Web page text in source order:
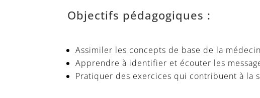
Objectifs pédagogiques :
Assimiler les concepts de base de la
Apprendre à identifier et écouter les
Pratiquer des exercices qui contribuent à la